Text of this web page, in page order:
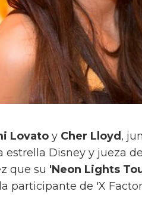
Lovato y Cher Lloyd ,
estrella Disney y jueza
que su 'Neon Lights
participante de 'X